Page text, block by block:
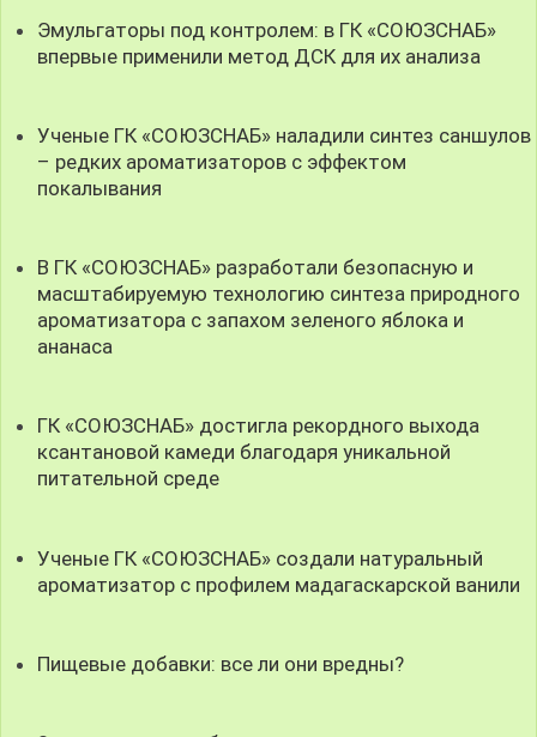
Эмульгаторы под контролем: в ГК «СОЮЗСНАБ»
впервые применили метод ДСК для их анализа
Ученые ГК «СОЮЗСНАБ» наладили синтез саншулов
– редких ароматизаторов с эффектом
покалывания
В ГК «СОЮЗСНАБ» разработали безопасную и
масштабируемую технологию синтеза природного
ароматизатора с запахом зеленого яблока и
ананаса
ГК «СОЮЗСНАБ» достигла рекордного выхода
ксантановой камеди благодаря уникальной
питательной среде
Ученые ГК «СОЮЗСНАБ» создали натуральный
ароматизатор с профилем мадагаскарской ванили
Пищевые добавки: все ли они вредны?